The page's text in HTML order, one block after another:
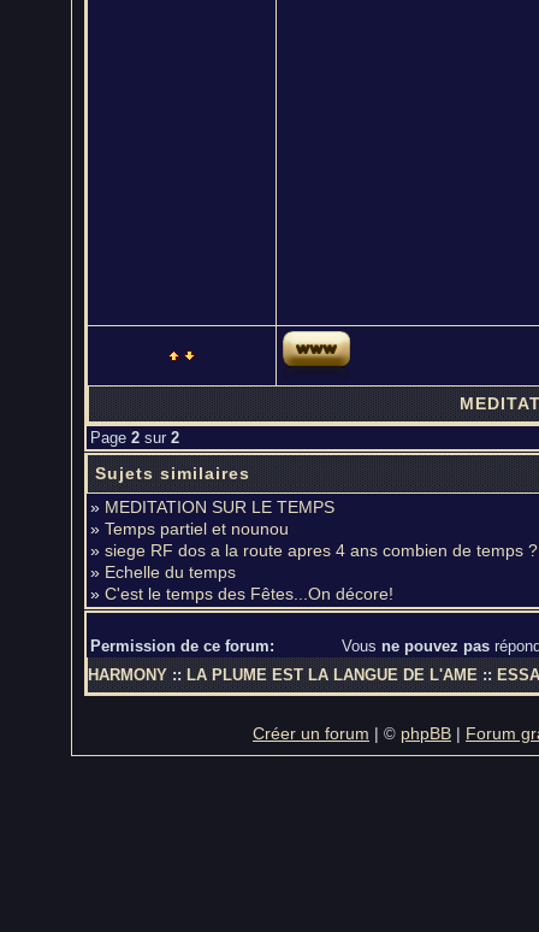
Page 2 sur 2
Sujets similaires
» MEDITATION SUR LE TEMPS
» Temps partiel et nounou
» siege RF dos a la route apres 4 ans combien de temps ?
» Echelle du temps
» C'est le temps des Fêtes...On décore!
Permission de ce forum: Vous ne pouvez pas
HARMONY:: LA PLUME EST LA LANGUE DE L'AME::
Créer un forum | © phpBB | Forum